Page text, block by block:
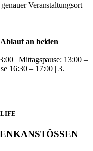
Veranstaltungsort
an beiden
| Mittagspause: 13:00 –
16:30 – 17:00 | 3.
LIFE